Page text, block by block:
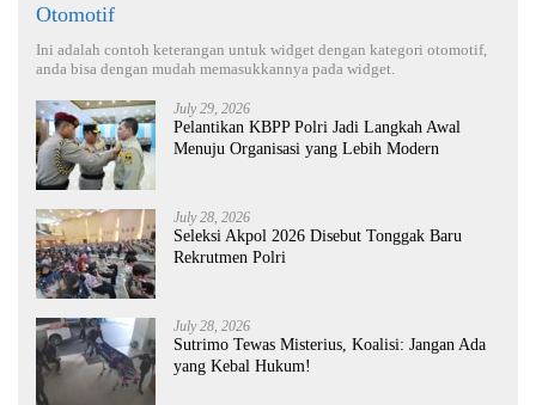
Otomotif
Ini adalah contoh keterangan untuk widget dengan kategori otomotif,
anda bisa dengan mudah memasukkannya pada widget.
July 29, 2026
Pelantikan KBPP Polri Jadi Langkah Awal
Menuju Organisasi yang Lebih Modern
July 28, 2026
Seleksi Akpol 2026 Disebut Tonggak Baru
Rekrutmen Polri
July 28, 2026
Sutrimo Tewas Misterius, Koalisi: Jangan Ada
yang Kebal Hukum!